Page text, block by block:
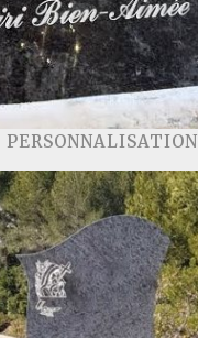
PERSONNALISATION